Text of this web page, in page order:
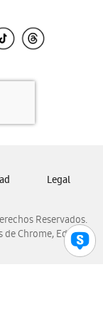
Reservados.
Chrome, Edge,
Legal